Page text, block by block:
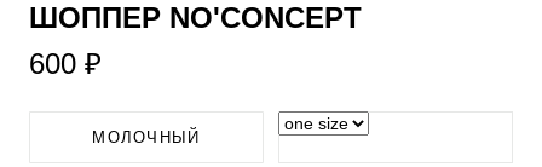
ШОППЕР NO'CONCEPT
600 ₽
МОЛОЧНЫЙ